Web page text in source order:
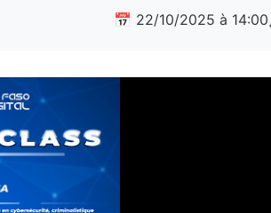
📅 22/10/2025 à 14:00